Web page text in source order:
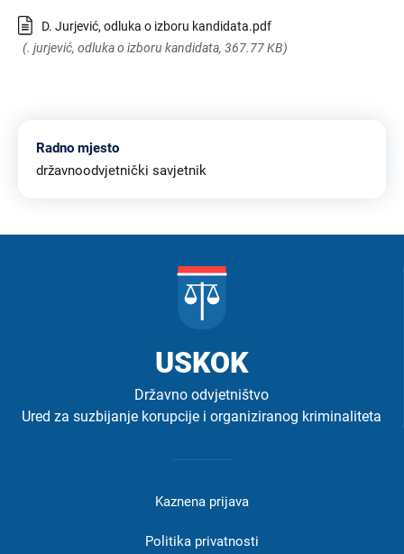
D. Jurjević, odluka o izboru kandidata.pdf
(. jurjević, odluka o izboru kandidata, 367.77 KB)
Radno mjesto
državnoodvjetnički savjetnik
USKOK
Državno odvjetništvo
Ured za suzbijanje korupcije i organiziranog kriminaliteta
Kaznena prijava
Politika privatnosti